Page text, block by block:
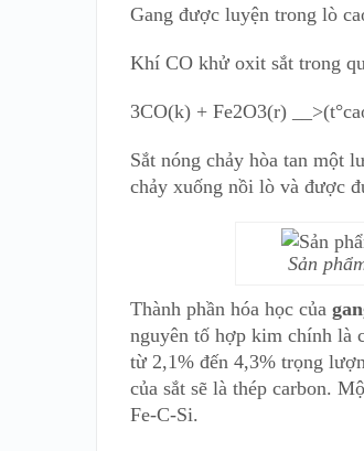
Gang được luyện trong lò
Khí CO khử oxit sắt trong
3CO(k) + Fe2O3(r)
Sắt nóng chảy hòa tan một
chảy xuống nồi lò và được
Sản
Thành phần hóa học của
nguyên tố hợp kim chính là
từ 2,1% đến 4,3% trọng
của sắt sẽ là thép carbon.
Fe-C-Si.